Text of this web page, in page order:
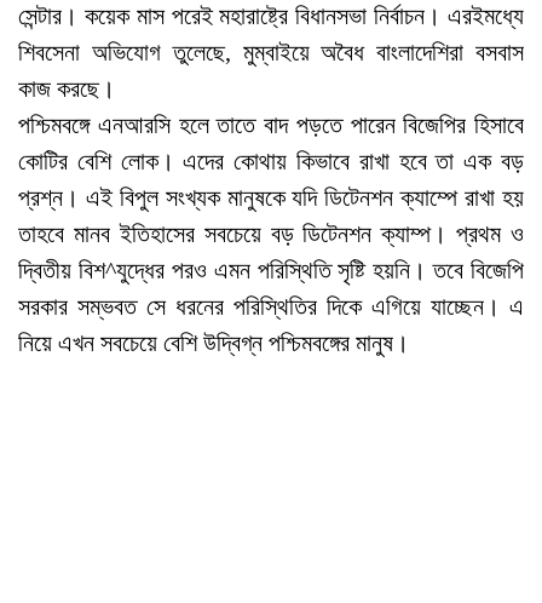
সেন্টার। কয়েক মাস পরেই মহারাষ্ট্রে বিধানসভা নির্বাচন। এরইমধ্যে
শিবসেনা অভিযোগ তুলেছে, মুম্বাইয়ে অবৈধ বাংলাদেশিরা বসবাস
কাজ করছে।
পশ্চিমবঙ্গে এনআরসি হলে তাতে বাদ পড়তে পারেন বিজেপির হিসাবে
কোটির বেশি লোক। এদের কোথায় কিভাবে রাখা হবে তা এক বড়
প্রশ্ন। এই বিপুল সংখ্যক মানুষকে যদি ডিটেনশন ক্যাম্পে রাখা হয়
তাহবে মানব ইতিহাসের সবচেয়ে বড় ডিটেনশন ক্যাম্প। প্রথম ও
দ্বিতীয় বিশ^যুদ্ধের পরও এমন পরিস্থিতি সৃষ্টি হয়নি। তবে বিজেপি
সরকার সম্ভবত সে ধরনের পরিস্থিতির দিকে এগিয়ে যাচ্ছেন। এ
নিয়ে এখন সবচেয়ে বেশি উদ্বিগ্ন পশ্চিমবঙ্গের মানুষ।